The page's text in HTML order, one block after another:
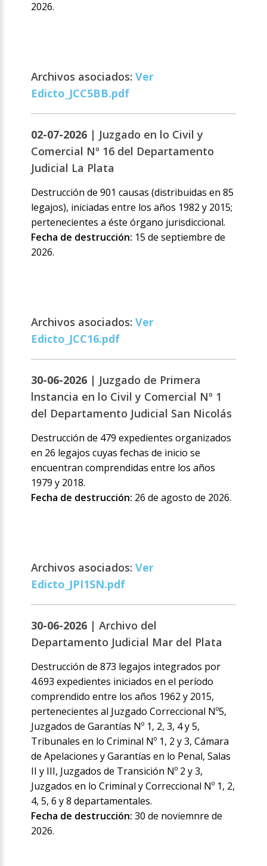
2026.
Archivos asociados:Ver
Edicto_JCC5BB.pdf
02-07-2026 | Juzgado en lo Civil y
Comercial Nº 16 del Departamento
Judicial La Plata
Destrucción de 901 causas (distribuidas en 85
legajos), iniciadas entre los años 1982 y 2015;
pertenecientes a éste órgano jurisdiccional.
Fecha de destrucción: 15 de septiembre de
2026.
Archivos asociados:Ver
Edicto_JCC16.pdf
30-06-2026 | Juzgado de Primera
lnstancia en lo Civil y Comercial Nº 1
del Departamento Judicial San Nicolás
Destrucción de 479 expedientes organizados
en 26 legajos cuyas fechas de inicio se
encuentran comprendidas entre los años
1979 y 2018.
Fecha de destrucción: 26 de agosto de 2026.
Archivos asociados:Ver
Edicto_JPI1SN.pdf
30-06-2026 |Archivo del
Departamento Judicial Mar del Plata
Destrucción de 873 legajos integrados por
4.693 expedientes iniciados en el período
comprendido entre los años 1962 y 2015,
pertenecientes al Juzgado Correccional Nº5,
Juzgados de Garantías Nº 1, 2, 3, 4 y 5,
Tribunales en lo Criminal Nº 1, 2 y 3, Cámara
de Apelaciones y Garantías en lo Penal, Salas
II y III, Juzgados de Transición Nº 2 y 3,
Juzgados en lo Criminal y Correccional Nº 1, 2,
4, 5, 6 y 8 departamentales.
Fecha de destrucción: 30 de noviemnre de
2026.